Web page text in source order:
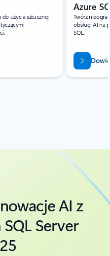
Przewodniki Szybki start i
karty Przewodniki Szybki
użycia sztucznej
Azure
Twórz
obsługi AI na
SQL.
karty Przewodniki Szybki start i
AI z
Server